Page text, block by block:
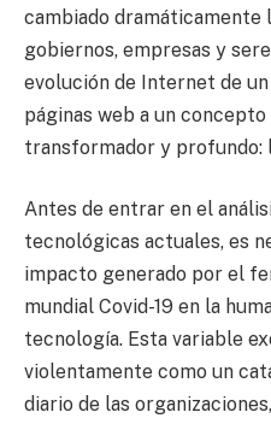
cambiado dramáticamente
gobiernos, empresas y
evolución de Internet de
páginas web a un
transformador y profundo:
Antes de entrar en el
tecnológicas actuales, es
impacto generado por el
mundial Covid-19 en la
tecnología. Esta variable
violentamente como un
diario de las